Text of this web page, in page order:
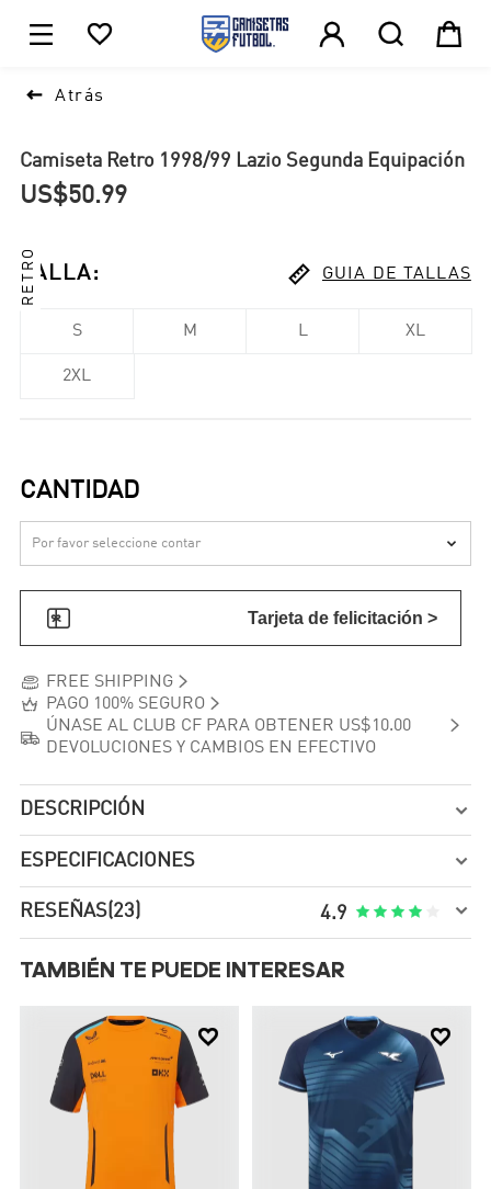
    
 Atrás
Camiseta Retro 1998/99 Lazio Segunda Equipación
US$50.99
RETRO
TALLA:  GUIA DE TALLAS
S M L XL
2XL
CANTIDAD

 Tarjeta de felicitación >
 FREE SHIPPING

PAGO 100% SEGURO

ÚNASE AL CLUB CF PARA OBTENER US$10.00
DEVOLUCIONES Y CAMBIOS EN EFECTIVO

DESCRIPCIÓN 
ESPECIFICACIONES 
RESEÑAS(23) 4.9     
TAMBIÉN TE PUEDE INTERESAR
 